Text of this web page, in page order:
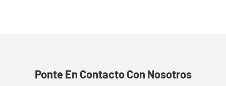
Ponte En Contacto Con Nosotros